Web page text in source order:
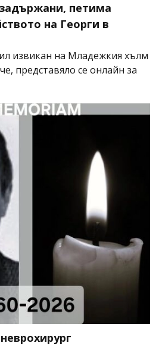
петима
на Георги в
извикан на Младежкия хълм
представяло се онлайн за